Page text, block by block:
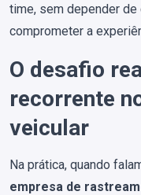
time, sem depender
comprometer a
O desafio
recorrente
veicular
Na prática, quando
empresa de